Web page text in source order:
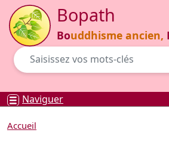
Aller au contenu principal
Bopath
Bouddhisme ancien,
Naviguer
Accueil